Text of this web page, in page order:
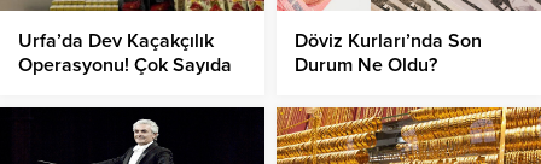
Urfa’da Dev Kaçakçılık
Operasyonu! Çok Sayıda
Döviz Kurları’nda Son
Durum Ne Oldu?